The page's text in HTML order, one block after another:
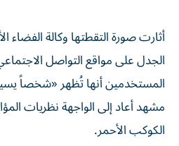
أثارت صورة التقطتها وكالة الفضاء
الجدل على مواقع التواصل
المستخدمين أنها تُظهر «شخصاً
مشهد أعاد إلى الواجهة نظريات
الكوكب الأحمر.